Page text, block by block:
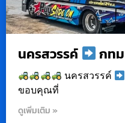
นครสวรรค์ กทม
นครสวรรค์
ขอบคุณที่
ดูเพิ่มเติม »